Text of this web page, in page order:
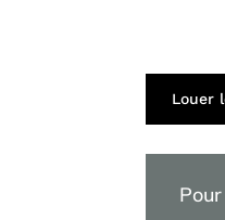
Louer